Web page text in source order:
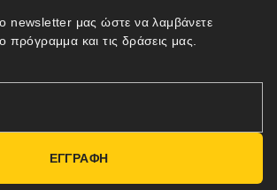
newsletter μας ώστε να λαμβάνετε
πρόγραμμα και τις δράσεις μας.
ΕΓΓΡΑΦΗ